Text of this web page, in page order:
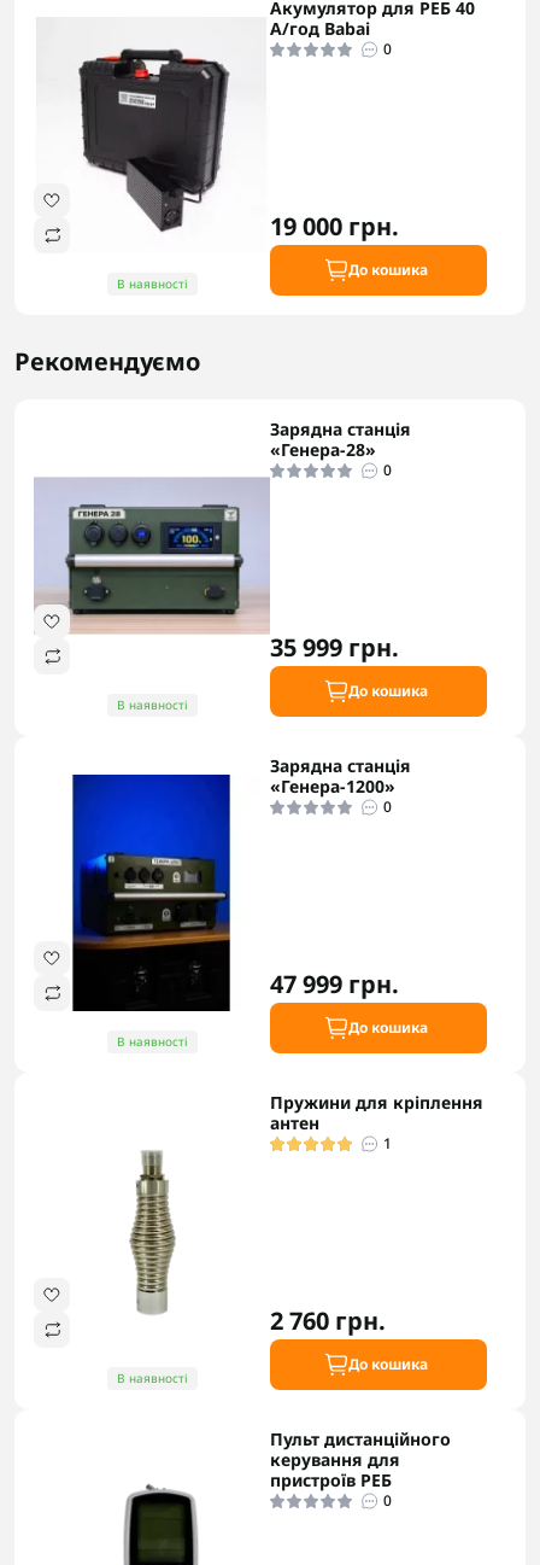
В наявності
Акумулятор для РЕБ 40
А/год Babai
0
19 000 грн.
До кошика
Рекомендуємо
В наявності
Зарядна станція
«Генера-28»
0
35 999 грн.
До кошика
В наявності
Зарядна станція
«Генера-1200»
0
47 999 грн.
До кошика
В наявності
Пружини для кріплення
антен
1
2 760 грн.
До кошика
Пульт дистанційного
керування для
пристроїв РЕБ
0